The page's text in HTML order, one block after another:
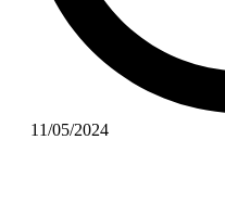
11/05/2024